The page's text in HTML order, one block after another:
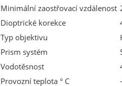
Minimální zaostřovací vzdálenost
Dioptrické korekce
Typ objektivu
Prism systém
Vodotěsnost
Provozní teplota ° C